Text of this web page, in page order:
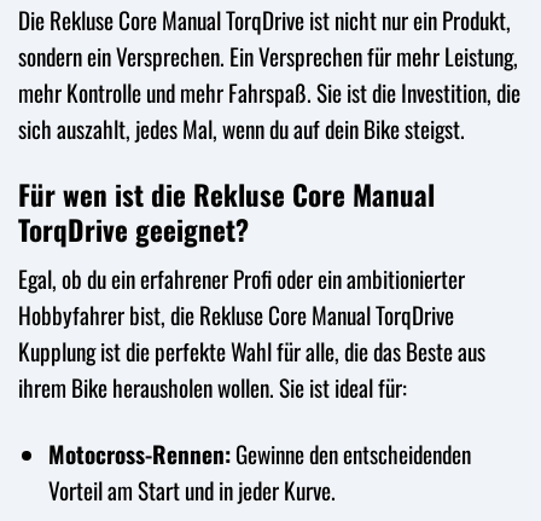
Die Rekluse Core Manual TorqDrive ist nicht nur ein Produkt,
sondern ein Versprechen. Ein Versprechen für mehr Leistung,
mehr Kontrolle und mehr Fahrspaß. Sie ist die Investition, die
sich auszahlt, jedes Mal, wenn du auf dein Bike steigst.
Für wen ist die Rekluse Core Manual
TorqDrive geeignet?
Egal, ob du ein erfahrener Profi oder ein ambitionierter
Hobbyfahrer bist, die Rekluse Core Manual TorqDrive
Kupplung ist die perfekte Wahl für alle, die das Beste aus
ihrem Bike herausholen wollen. Sie ist ideal für:
Motocross-Rennen:Gewinne den entscheidenden
Vorteil am Start und in jeder Kurve.